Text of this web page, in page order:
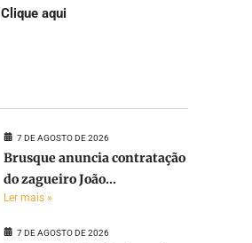
Clique aqui
7 DE AGOSTO DE 2026
Brusque anuncia contratação
do zagueiro João...
Ler mais »
7 DE AGOSTO DE 2026